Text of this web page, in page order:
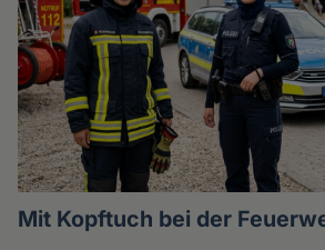
Mit Kopftuch bei der